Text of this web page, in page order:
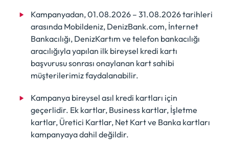
Kampanyadan, 01.08.2026 – 31.08.2026 tarihleri
arasında Mobildeniz, DenizBank.com, İnternet
Bankacılığı, DenizKartım ve telefon bankacılığı
aracılığıyla yapılan ilk bireysel kredi kartı
başvurusu sonrası onaylanan kart sahibi
müşterilerimiz faydalanabilir.
Kampanya bireysel asıl kredi kartları için
geçerlidir. Ek kartlar, Business kartlar, İşletme
kartlar, Üretici Kartlar, Net Kart ve Banka kartları
kampanyaya dahil değildir.